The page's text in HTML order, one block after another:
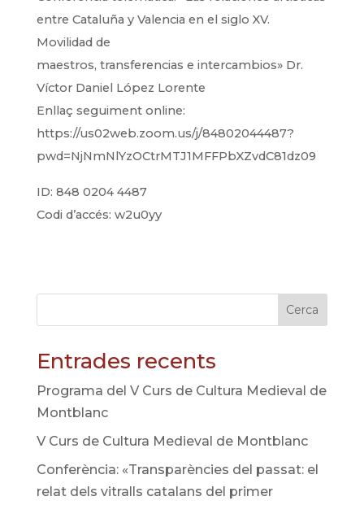
entre Cataluña y Valencia en el siglo XV.
Movilidad de
maestros, transferencias e intercambios» Dr.
Víctor Daniel López Lorente
Enllaç seguiment online:
https://us02web.zoom.us/j/84802044487?
pwd=NjNmNlYzOCtrMTJ1MFFPbXZvdC81dz09
ID: 848 0204 4487
Codi d’accés: w2u0yy
Cerca
Entrades recents
Programa del V Curs de Cultura Medieval de
Montblanc
V Curs de Cultura Medieval de Montblanc
Conferència: «Transparències del passat: el
relat dels vitralls catalans del primer